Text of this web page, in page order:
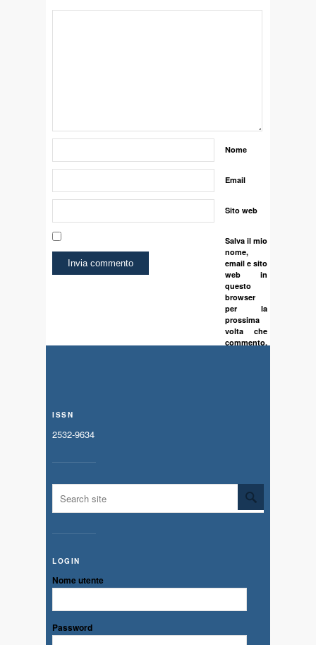
Nome
Email
Sito web
Salva il mio
nome,
email e sito
web in
questo
browser
per la
prossima
volta che
commento.
ISSN
2532-9634
LOGIN
Nome utente
Password